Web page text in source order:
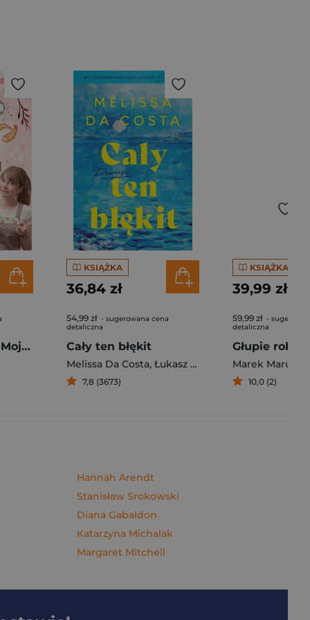
Pierogi z kimchi. Moje ulubione azjatyckie przepisy - książka z autografem
KSIĄŻKA
36,84 zł
54,99 zł - sugerowana cena
detaliczna
Cały ten błękit
Melissa Da Costa, Łukasz Müller
7,8 (3673)
KSIĄŻKA
39,99 zł
59,99 zł -
detaliczna
Marek
10,0 (2)
Hannah Arendt
Stanisław Srokowski
Diana Gabaldon
Katarzyna Michalak
Margaret Mitchell